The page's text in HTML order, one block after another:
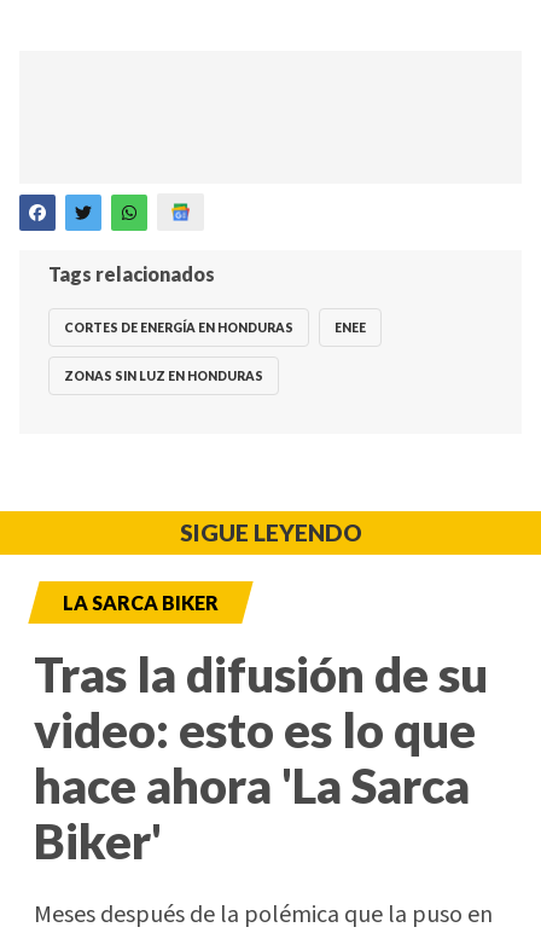
Tags relacionados
CORTES DE ENERGÍA EN HONDURAS ENEE
ZONAS SIN LUZ EN HONDURAS
SIGUE LEYENDO
LA SARCA BIKER
Tras la difusión de su
video: esto es lo que
hace ahora 'La Sarca
Biker'
Meses después de la polémica que la puso en